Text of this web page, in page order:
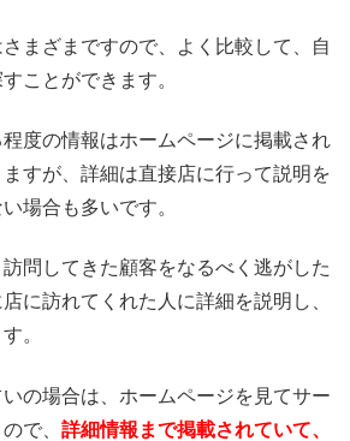
まざまですので、よく比較して、自
ことができます。
度の情報はホームページに掲載され
すが、詳細は直接店に行って説明を
場合も多いです。
問してきた顧客をなるべく逃がした
に訪れてくれた人に詳細を説明し、
。
の場合は、ホームページを見てサー
で、 詳細情報まで掲載されていて、